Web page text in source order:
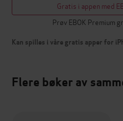
Gratis i appen med
Prøv EBOK Premium
Kan spilles i våre gratis apper for
Flere bøker av